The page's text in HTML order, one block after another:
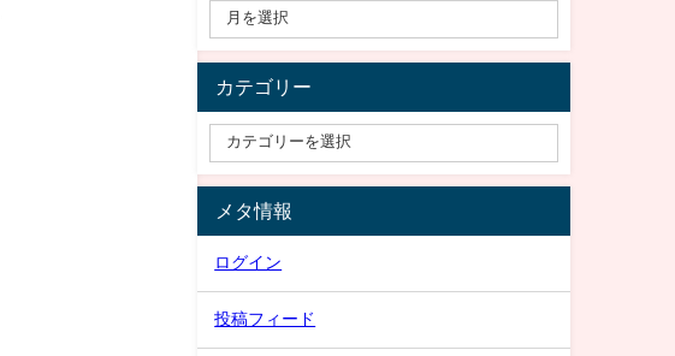
カテゴリー
メタ情報
ログイン
投稿フィード